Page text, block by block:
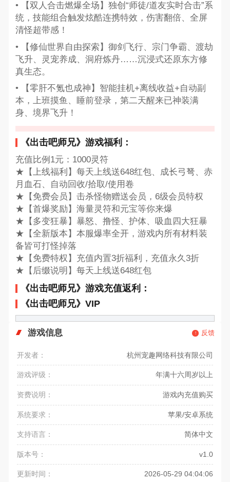
• 【双人合击燃爆全场】独创“师徒/道友实时合击”系
统，技能组合触发炫酷连携特效，伤害翻倍、全屏
清怪超带感！
• 【修仙世界自由探索】御剑飞行、宗门争霸、渡劫
飞升、灵宠养成、洞府炼丹……沉浸式还原东方修
真生态。
• 【零肝不氪也成神】智能挂机+离线收益+自动副
本，上班摸鱼、睡前登录，第二天醒来已神装满
身、境界飞升！
《出击吧师兄》游戏福利：
充值比例1元：1000灵符
★【上线福利】每天上线送648红包、成长弓弩、赤
月血石、自动回收/拾取/使用卷
★【免费会员】击杀怪物赠送会员，6级会员特权
★【首爆奖励】海量灵符和元宝等你来爆
★【多变狂暴】暴怒、撸怪、护体、吸血四大狂暴
★【全新版本】本服爆率全开，游戏内所有材料装
备皆可打怪掉落
★【免费特权】充值内置3折福利，充值永久3折
★【后缀说明】每天上线送648红包
《出击吧师兄》游戏充值返利：
《出击吧师兄》VIP
游戏信息 反馈
开发者： 杭州宠趣网络科技有限公司
游戏评级： 年满十六周岁以上
资费说明： 游戏内充值购买
系统要求： 苹果/安卓系统
支持语言： 简体中文
版本号： v1.0
更新时间： 2026-05-29 04:04:06